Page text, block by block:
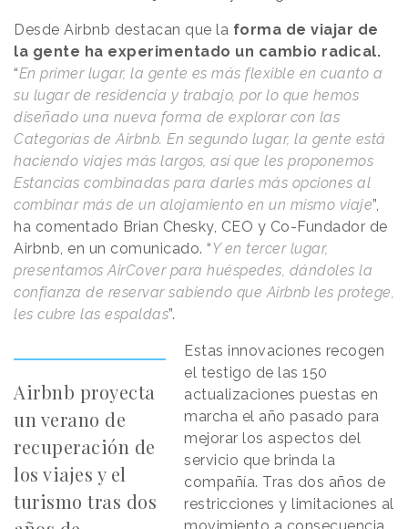
Desde Airbnb destacan que la forma de viajar de
la gente ha experimentado un cambio radical.
“En primer lugar, la gente es más flexible en cuanto a
su lugar de residencia y trabajo, por lo que hemos
diseñado una nueva forma de explorar con las
Categorías de Airbnb. En segundo lugar, la gente está
haciendo viajes más largos, así que les proponemos
Estancias combinadas para darles más opciones al
combinar más de un alojamiento en un mismo viaje”,
ha comentado Brian Chesky, CEO y Co-Fundador de
Airbnb, en un comunicado. “Y en tercer lugar,
presentamos AirCover para huéspedes, dándoles la
confianza de reservar sabiendo que Airbnb les protege,
les cubre las espaldas”.
Airbnb proyecta
un verano de
recuperación de
los viajes y el
turismo tras dos
Estas innovaciones recogen
el testigo de las 150
actualizaciones puestas en
marcha el año pasado para
mejorar los aspectos del
servicio que brinda la
compañía. Tras dos años de
restricciones y limitaciones al